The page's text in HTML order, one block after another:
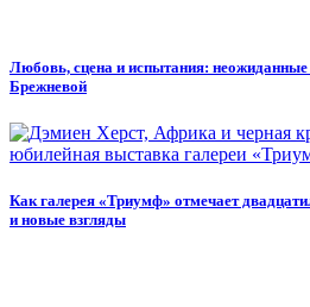
Любовь, сцена и испытания:
Брежневой
Как галерея «Триумф» отмечает
и новые взгляды